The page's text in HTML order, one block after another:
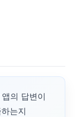
의 답변이
는지